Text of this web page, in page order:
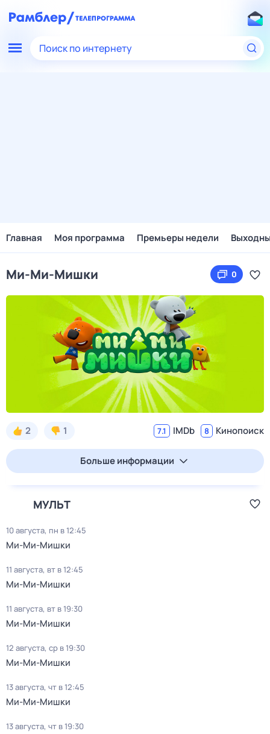
Поиск по интернету
Главная Моя программа Премьеры недели
Ми-Ми-Мишки 0
2 1 7.1 IMDb 8 Кинопоиск
Больше информации
МУЛЬТ
10 августа, пн в 12:45
Ми-Ми-Мишки
11 августа, вт в 12:45
Ми-Ми-Мишки
11 августа, вт в 19:30
Ми-Ми-Мишки
12 августа, ср в 19:30
Ми-Ми-Мишки
13 августа, чт в 12:45
Ми-Ми-Мишки
13 августа, чт в 19:30